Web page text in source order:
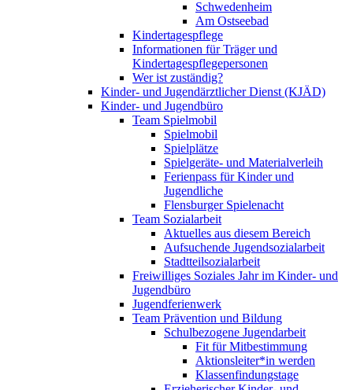
Schwedenheim
Am Ostseebad
Kindertagespflege
Informationen für Träger und
Kindertagespflegepersonen
Wer ist zuständig?
Kinder- und Jugendärztlicher Dienst (KJÄD)
Kinder- und Jugendbüro
Team Spielmobil
Spielmobil
Spielplätze
Spielgeräte- und Materialverleih
Ferienpass für Kinder und
Jugendliche
Flensburger Spielenacht
Team Sozialarbeit
Aktuelles aus diesem Bereich
Aufsuchende Jugendsozialarbeit
Stadtteilsozialarbeit
Freiwilliges Soziales Jahr im Kinder- und
Jugendbüro
Jugendferienwerk
Team Prävention und Bildung
Schulbezogene Jugendarbeit
Fit für Mitbestimmung
Aktionsleiter*in werden
Klassenfindungstage